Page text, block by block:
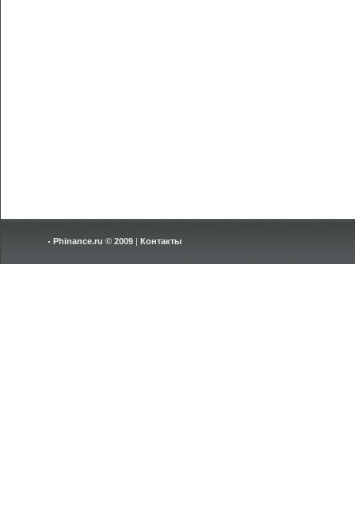
Phinance.ru © 2009 | Контакты